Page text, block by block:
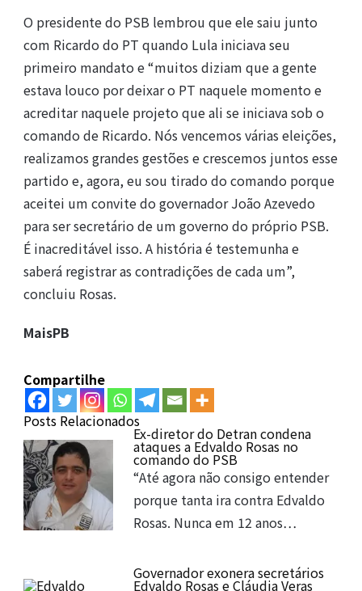
O presidente do PSB lembrou que ele saiu junto
com Ricardo do PT quando Lula iniciava seu
primeiro mandato e “muitos diziam que a gente
estava louco por deixar o PT naquele momento e
acreditar naquele projeto que ali se iniciava sob o
comando de Ricardo. Nós vencemos várias eleições,
realizamos grandes gestões e crescemos juntos esse
partido e, agora, eu sou tirado do comando porque
aceitei um convite do governador João Azevedo
para ser secretário de um governo do próprio PSB.
É inacreditável isso. A história é testemunha e
saberá registrar as contradições de cada um”,
concluiu Rosas.
MaisPB
Compartilhe
Posts Relacionados
Ex-diretor do Detran condena
ataques a Edvaldo Rosas no
comando do PSB
“Até agora não consigo entender
porque tanta ira contra Edvaldo
Rosas. Nunca em 12 anos…
Governador exonera secretários
Edvaldo Rosas e Cláudia Veras